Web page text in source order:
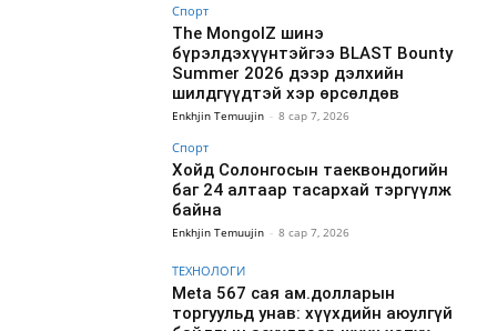
Спорт
The MongolZ шинэ
бүрэлдэхүүнтэйгээ BLAST Bounty
Summer 2026 дээр дэлхийн
шилдгүүдтэй хэр өрсөлдөв
Enkhjin Temuujin - 8 сар 7, 2026
Спорт
Хойд Солонгосын таеквондогийн
баг 24 алтаар тасархай тэргүүлж
байна
Enkhjin Temuujin - 8 сар 7, 2026
ТЕХНОЛОГИ
Meta 567 сая ам.долларын
торгуульд унав: хүүхдийн аюулгүй